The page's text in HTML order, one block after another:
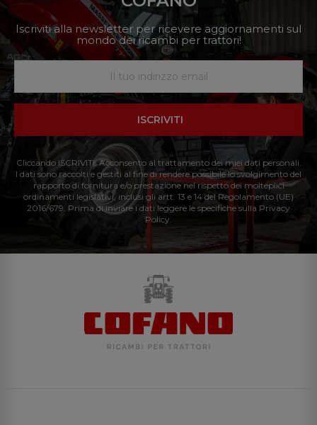
Iscriviti alla newsletter per ricevere aggiornamenti sul
mondo dei ricambi per trattori!
ISCRIVITI
Cliccando ISCRIVITI: Acconsento al trattamento dei miei dati personali.
I dati sono raccolti e gestiti al fine di rendere possibile lo svolgimento del
rapporto di fornitura e/o prestazione nel rispetto dei molteplici
ordinamenti legislativi, inclusi gli artt. 13 e 14 del Regolamento (UE)
2016/679. Prima di inviare i dati leggere le specifiche sulla Privacy
Policy.